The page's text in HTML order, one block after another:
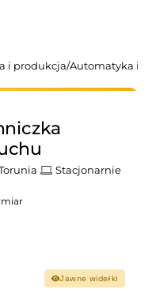
i produkcja/Automatyka i
Stacjonarnie
Jawne widełki